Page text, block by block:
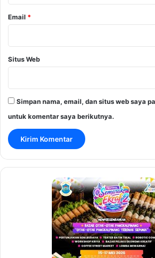
Email *
Situs Web
Simpan nama, email, dan situs web saya
untuk komentar saya berikutnya.